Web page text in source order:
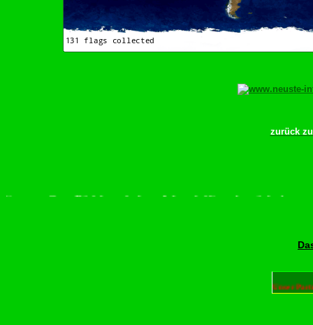
zurück
scrollen–Rädchen drehen–Wurschdfingr bewächn!